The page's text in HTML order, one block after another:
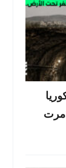
دُمرت